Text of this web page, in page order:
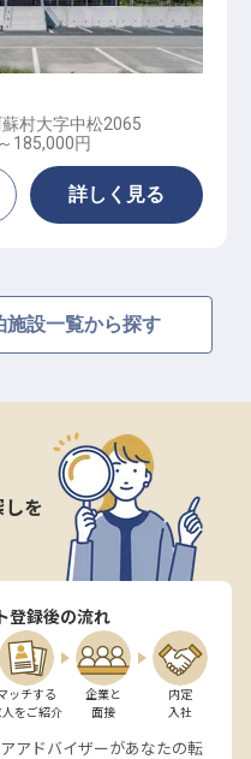
村大字中松2065
185,000円
詳しく見る
施設一覧から探す
を
登録後の流れ
ッチする
人をご紹介
企業と
面接
内定
入社
アドバイザーがあなたの転